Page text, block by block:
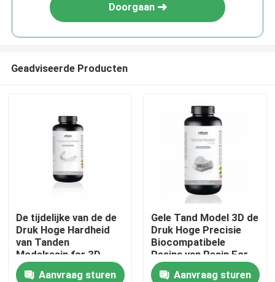
Thuis
Doorgaan
Geadviseerde Producten
De tijdelijke van de de
Druk Hoge Hardheid
van Tanden
Modelresin for 3D
Golflengte 405nm
Aanvraag sturen
Gele Tand Model 3D de
Druk Hoge Precisie
Biocompatibele
Resina van Resin For
Aanvraag sturen